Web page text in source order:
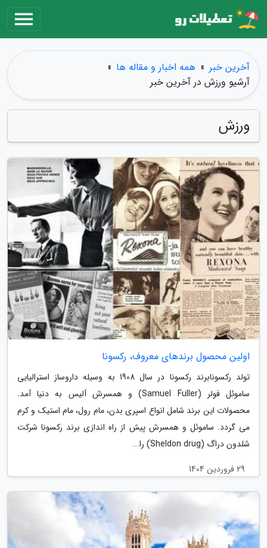
آخرین خبر » همه اخبار و مقاله ها »
آرشیو ورزش در آخرین خبر
ورزش
اولین محصول برندهای معروف، رکسونا
تولد رکسونابرند رکسونا در سال 1908 به وسیله داروساز استرالیایی
ساموئل فولر (Samuel Fuller) و همسرش آلیس به دنیا آمد.
محصولات این برند شامل انواع اسپری بدن، مام رول، مام استیک و کرم
می گردد. ساموئل و همسرش پیش از راه اندازی برند رکسونا شرکت
شلدون دراگ (Sheldon drug) را...
29 فروردین 1404